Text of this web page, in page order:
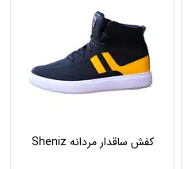
کفش ساقدار مردانه Sheniz